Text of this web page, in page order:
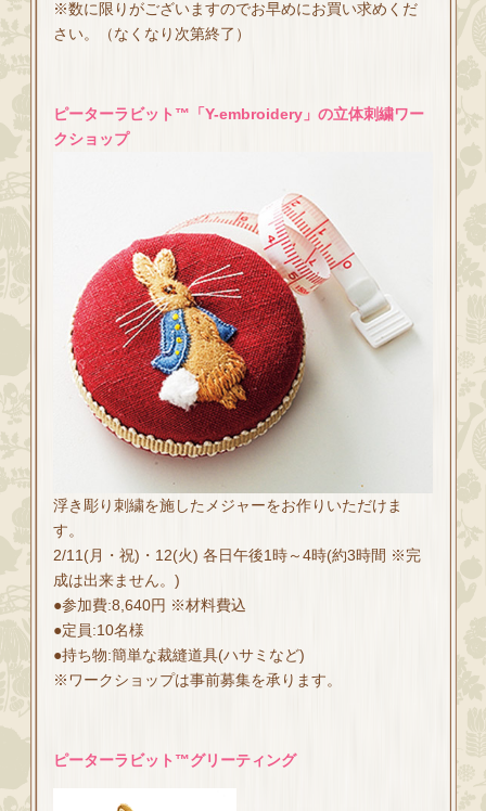
※数に限りがございますのでお早めにお買い求めくだ
さい。（なくなり次第終了）
ピーターラビット™「Y-embroidery」の立体刺繍ワー
クショップ
浮き彫り刺繍を施したメジャーをお作りいただけま
す。
2/11(月・祝)・12(火) 各日午後1時～4時(約3時間 ※完
成は出来ません。)
●参加費:8,640円 ※材料費込
●定員:10名様
●持ち物:簡単な裁縫道具(ハサミなど)
※ワークショップは事前募集を承ります。
ピーターラビット™グリーティング